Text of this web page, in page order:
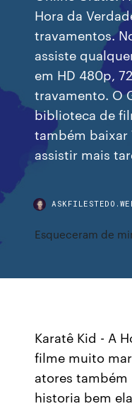
Hora da
travamentos.
assiste
em HD 480p,
travamento. O
biblioteca de
também baixar
assistir mais
Esqueceram de
Karatê Kid - A
filme muito
atores
historia bem